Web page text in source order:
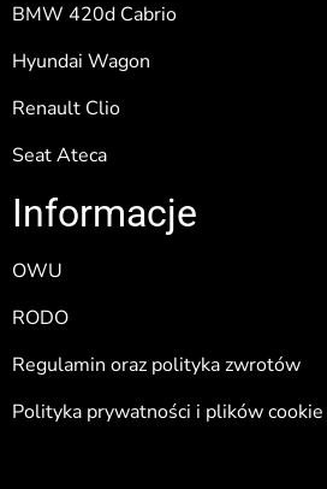
BMW 420d Cabrio
Hyundai Wagon
Renault Clio
Seat Ateca
Informacje
OWU
RODO
Regulamin oraz polityka zwrotów
Polityka prywatności i plików cookie